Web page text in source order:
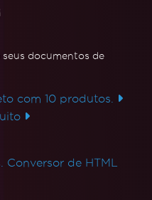
seus documentos de
com 10 produtos.
Conversor de HTML